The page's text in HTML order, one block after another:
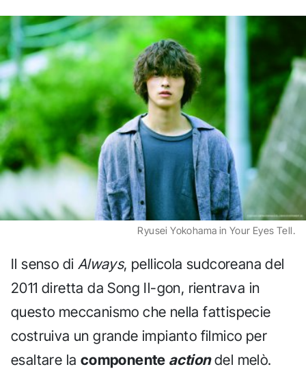
Ryusei Yokohama in Your Eyes Tell.
Il senso di Always, pellicola sudcoreana del
2011 diretta da Song Il-gon, rientrava in
questo meccanismo che nella fattispecie
costruiva un grande impianto filmico per
esaltare la componente actiondel melò.